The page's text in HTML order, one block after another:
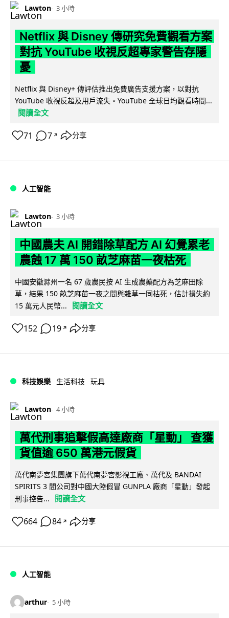
Lawton 3 小時
Netflix 與 Disney 傳研究免費觀看方案
對抗 YouTube 收視反超專家警告存隱
憂
Netflix 與 Disney+ 傳評估推出免費廣告支援方案，以對抗
YouTube 收視反超及用戶流失。YouTube 全球日均觀看時間...
閱讀全文
71 7 ↗ 分享
人工智能
Lawton 3 小時
中國農夫 AI 開錯除草配方 AI 幻覺累老
農蝕 17 萬 150 畝芝麻苗一夜枯死
中國安徽滁州一名 67 歲農民按 AI 生成農藥配方為芝麻田除
草，結果 150 畝芝麻苗一夜之間與雜草一同枯死，估計損失約
15 萬元人民幣...
閱讀全文
152 19 ↗ 分享
科技娛樂 生活科技 玩具
Lawton 4 小時
萬代刑事追擊假高達廠商「星動」 查獲
貨值逾 650 萬港元假貨
萬代南夢宮集團旗下萬代南夢宮影視工廠、萬代及 BANDAI
SPIRITS 3 間公司對中國大陸假冒 GUNPLA 廠商「星動」發起
刑事控告...
閱讀全文
664 84 ↗ 分享
人工智能
arthur 5 小時